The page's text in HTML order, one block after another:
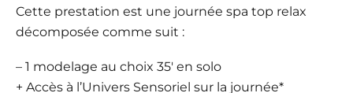
Cette prestation est une journée spa top relax
décomposée comme suit :
– 1 modelage au choix 35′ en solo
+ Accès à l’Univers Sensoriel sur la journée*